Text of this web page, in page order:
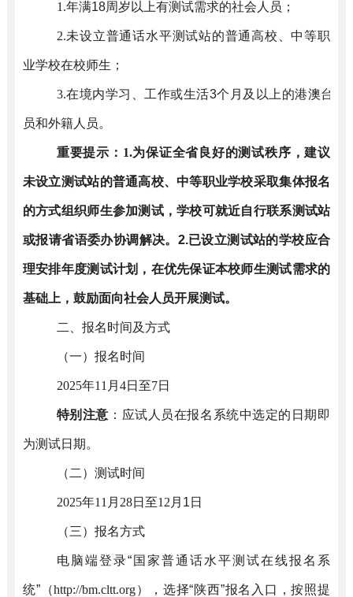
1.年满18周岁以上有测试需求的社会人员；
2.未设立普通话水平测试站的普通高校、中等职
业学校在校师生；
3.在境内学习、工作或生活3个月及以上的港澳台人
员和外籍人员。
重要提示： 1.为保证全省良好的测试秩序，建议
未设立测试站的普通高校、中等职业学校采取集体报名
的方式组织师生参加测试，学校可就近自行联系测试站
或报请省语委办协调解决。 2.已设立测试站的学校应合
理安排年度测试计划，在优先保证本校师生测试需求的
基础上，鼓励面向社会人员开展测试。
二、报名时间及方式
（一）报名时间
2025年11 月 4日至7日
特别注意 ：应试人员在报名系统中选定的日期即
为测试日期。
（二）测试时间
2025年11 月 28日至12 月 1 日
（三）报名方式
电脑端登录“国家普通话水平测试在线报名系
统”（http://bm.cltt.org） ，选择“陕西”报名入口，按照提